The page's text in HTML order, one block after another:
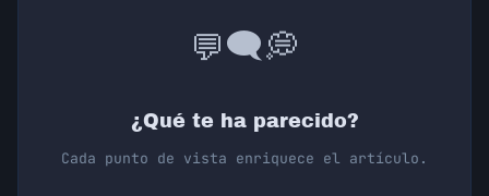
💬🗨️💭
¿Qué te ha parecido?
Cada punto de vista enriquece el artículo.